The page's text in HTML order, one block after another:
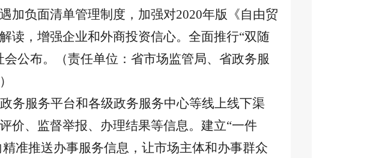
加负面清单管理制度，加强对2020年版《自由贸
读，增强企业和外商投资信心。全面推行“双随
公布。（责任单位：省市场监管局、省政务服
务服务平台和各级政务服务中心等线上线下渠
价、监督举报、办理结果等信息。建立“一件
准推送办事服务信息，让市场主体和办事群众